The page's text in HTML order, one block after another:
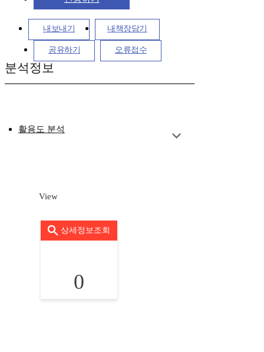
내보내기 내책장담기
공유하기 오류접수
분석정보
활용도 분석
View
상세정보조회
0